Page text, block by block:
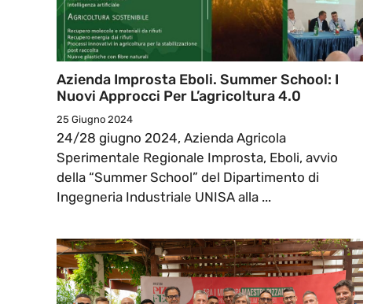
Azienda Improsta Eboli. Summer School: I
Nuovi Approcci Per L’agricoltura 4.0
25 Giugno 2024
24/28 giugno 2024, Azienda Agricola
Sperimentale Regionale Improsta, Eboli, avvio
della “Summer School” del Dipartimento di
Ingegneria Industriale UNISA alla ...